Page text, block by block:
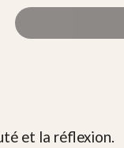
et la réflexion.